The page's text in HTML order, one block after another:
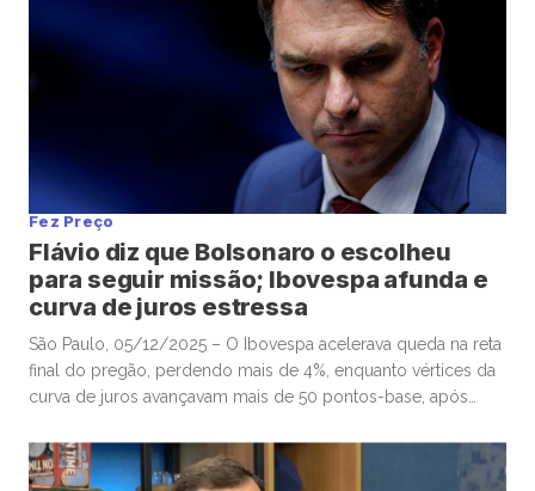
Fez Preço
Flávio diz que Bolsonaro o escolheu
para seguir missão; Ibovespa afunda e
curva de juros estressa
São Paulo, 05/12/2025 – O Ibovespa acelerava queda na reta
final do pregão, perdendo mais de 4%, enquanto vértices da
curva de juros avançavam mais de 50 pontos-base, após
Jair Bolsonaro o escolheu para seguir missão. Por volta das
16h, o Ibovespa recuava 4,01%, aos 157.604 pontos, […]